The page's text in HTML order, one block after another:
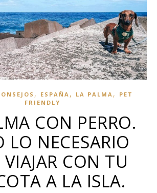
, ESPAÑA , LA PALMA ,
PET
FRIENDLY
CON PERRO.
LO NECESARIO
VIAJAR CON TU
A LA ISLA.